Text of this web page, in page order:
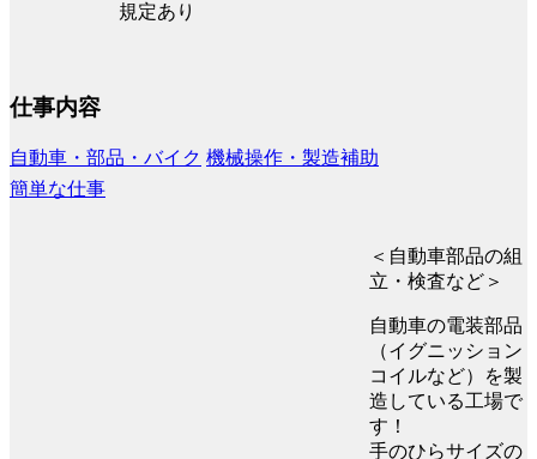
規定あり
仕事内容
自動車・部品・バイク 機械操作・製造補助
簡単な仕事
＜自動車部品の組
立・検査など＞
自動車の電装部品
（イグニッション
コイルなど）を製
造している工場で
す！
手のひらサイズの